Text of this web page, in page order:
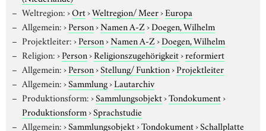
Weltregion:›Ort›Weltregion/ Meer›Europa
Allgemein:›Person›Namen A-Z›Doegen, Wilhelm
Projektleiter:›Person›Namen A-Z›Doegen, Wilhelm
Religion:›Person›Religionszugehörigkeit›reformiert
Allgemein:›Person›Stellung/ Funktion›Projektleiter
Allgemein:›Sammlung›Lautarchiv
Produktionsform:›Sammlungsobjekt›Tondokument›
Produktionsform›Sprachstudie
Allgemein:›Sammlungsobjekt›Tondokument›Schallplatte